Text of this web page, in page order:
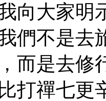
向大家明
們不是去
而是去修
打禪七更